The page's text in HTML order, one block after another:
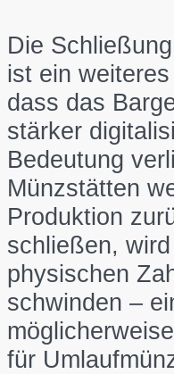
Die
ist ein
dass das
stärker
Bedeutung
Münzstätten
Produktion
schließen,
physischen
schwinden –
für